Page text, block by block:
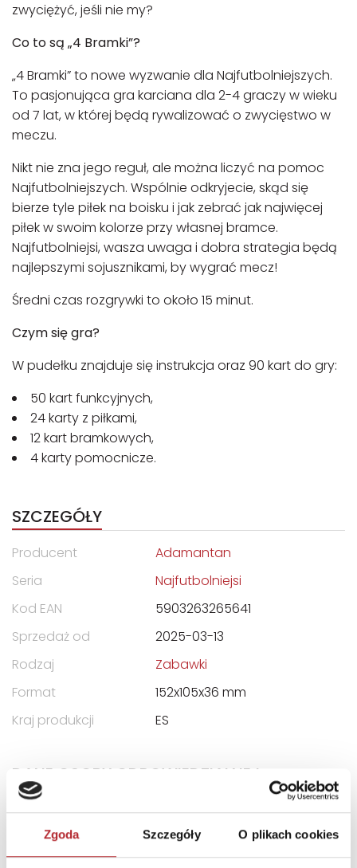
Zgoda Szczegóły O plikach cookies
zwyciężyć, jeśli nie my?
Co to są „4 Bramki”?
„4 Bramki” to nowe wyzwanie dla Najfutbolniejszych.
To pasjonująca gra karciana dla 2-4 graczy w wieku
od 7 lat, w której będą rywalizować o zwycięstwo w
meczu.
Nikt nie zna jego reguł, ale można liczyć na pomoc
Najfutbolniejszych. Wspólnie odkryjecie, skąd się
bierze tyle piłek na boisku i jak zebrać jak najwięcej
piłek w swoim kolorze przy własnej bramce.
Najfutbolniejsi, wasza uwaga i dobra strategia będą
najlepszymi sojusznikami, by wygrać mecz!
Średni czas rozgrywki to około 15 minut.
Czym się gra?
W pudełku znajduje się instrukcja oraz 90 kart do gry:
50 kart funkcyjnych,
24 karty z piłkami,
12 kart bramkowych,
4 karty pomocnicze.
SZCZEGÓŁY
Producent
Adamantan
Seria
Najfutbolniejsi
Kod EAN
5903263265641
Sprzedaż od
2025-03-13
Rodzaj
Zabawki
Format
152x105x36 mm
Kraj produkcji
ES
DANE OSOBY ODPOWIEDZIALNEJ
Nazwa
Grupa Wydawnicza
Adamantan s.c.
Ulica
ul. Powstańców Śląskich